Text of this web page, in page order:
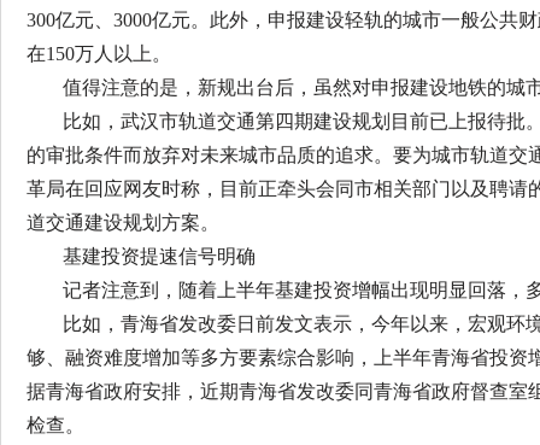
300亿元、3000亿元。此外，申报建设轻轨的城市一般公共
在150万人以上。
值得注意的是，新规出台后，虽然对申报建设地铁的城
比如，武汉市轨道交通第四期建设规划目前已上报待
的审批条件而放弃对未来城市品质的追求。要为城市轨道
革局在回应网友时称，目前正牵头会同市相关部门以及聘
道交通建设规划方案。
基建投资提速信号明确
记者注意到，随着上半年基建投资增幅出现明显回落，
比如，青海省发改委日前发文表示，今年以来，宏观
够、融资难度增加等多方要素综合影响，上半年青海省投
据青海省政府安排，近期青海省发改委同青海省政府督查
检查。